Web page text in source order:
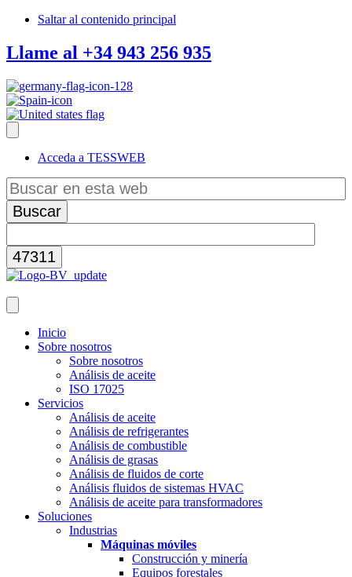
Saltar al contenido principal
Llame al +34 943 256 935
Acceda a TESSWEB
Buscar
en
esta
web
Inicio
Sobre nosotros
Sobre nosotros
Análisis de aceite
ISO 17025
Servicios
Análisis de aceite
Análisis de refrigerantes
Análisis de combustible
Análisis de grasas
Análisis de fluidos de corte
Análisis fluidos de sistemas HVAC
Análisis de aceite para transformadores
Soluciones
Industrias
Máquinas móviles
Construcción y minería
Equipos forestales